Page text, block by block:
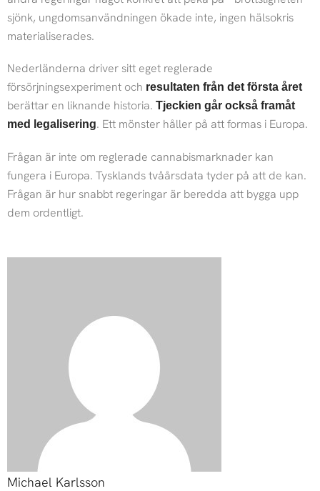
sjönk, ungdomsanvändningen ökade inte, ingen hälsokris
materialiserades.
Nederländerna driver sitt eget reglerade
försörjningsexperiment och resultaten från det första året
berättar en liknande historia. Tjeckien går också framåt
med legalisering. Ett mönster håller på att formas i Europa.
Frågan är inte om reglerade cannabismarknader kan
fungera i Europa. Tysklands tvåårsdata tyder på att de kan.
Frågan är hur snabbt regeringar är beredda att bygga upp
dem ordentligt.
Michael Karlsson